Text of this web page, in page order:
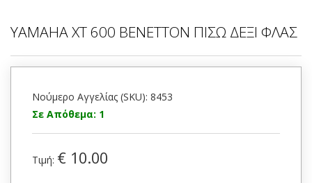
YAMAHA XT 600 BENETTON ΠΙΣΩ ΔΕΞΙ ΦΛΑΣ
Νούμερο Αγγελίας (SKU): 8453
Σε Απόθεμα: 1
Τιμή: € 10.00